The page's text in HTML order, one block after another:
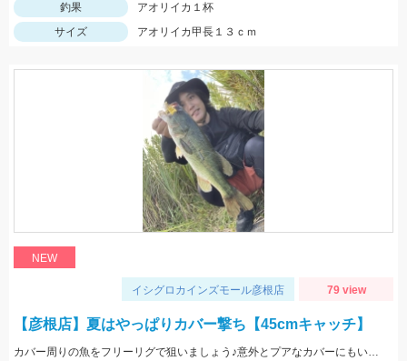
釣果
アオリイカ１杯
サイズ
アオリイカ甲長１３ｃｍ
NEW
イシグロカインズモール彦根店 79 view
【彦根店】夏はやっぱりカバー撃ち【45cmキャッチ】
カバー周りの魚をフリーリグで狙いましょう♪意外とプアなカバーにもいますよ♪